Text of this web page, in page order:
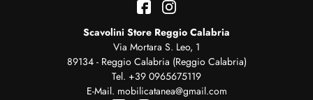
Scavolini Store Reggio Calabria
Via Mortara S. Leo, 1
89134 - Reggio Calabria (Reggio Calabria)
Tel. +39 0965675119
E-Mail. mobilicatanea@gmail.com